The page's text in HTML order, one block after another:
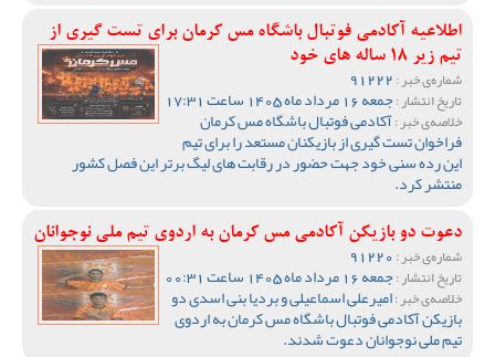
اطلاعیه آکادمی فوتبال باشگاه مس کرمان برای تست گیری از
تیم زیر 18 ساله های خود
شماره‌ی خبر :
تاریخ انتشار :جمعه 16 مرداد ماه 1405 ساعت 17:31
خلاصه‌ی خبر :آکادمی فوتبال باشگاه مس کرمان
فراخوان تست گیری از بازیکنان مستعد را برای تیم
این رده سنی خود جهت حضور در رقابت های لیگ برتر این فصل کشور
منتشر کرد.
دعوت دو بازیکن آکادمی مس کرمان به اردوی تیم ملی نوجوانان
شماره‌ی خبر :
تاریخ انتشار :جمعه 16 مرداد ماه 1405 ساعت 00:31
خلاصه‌ی خبر :امیرعلی اسماعیلی و بردیا بنی اسدی دو
بازیکن آکادمی فوتبال باشگاه مس کرمان به اردوی
تیم ملی نوجوانان دعوت شدند.